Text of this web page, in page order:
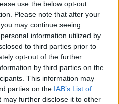
use the below opt-out
Please note that after your
may continue seeing
information utilized by
to third parties prior to
opt-out of the further
by third parties on the
This information may
parties on the IAB’s List of
may further disclose it to other
να έχει ολοκληρωθεί το
παρουσιάζει 10
"ελεύθερους" παίκτες
το...
Δείπνο στην
με το φιλαράκι του…
Λέοναρντ
26 09:01